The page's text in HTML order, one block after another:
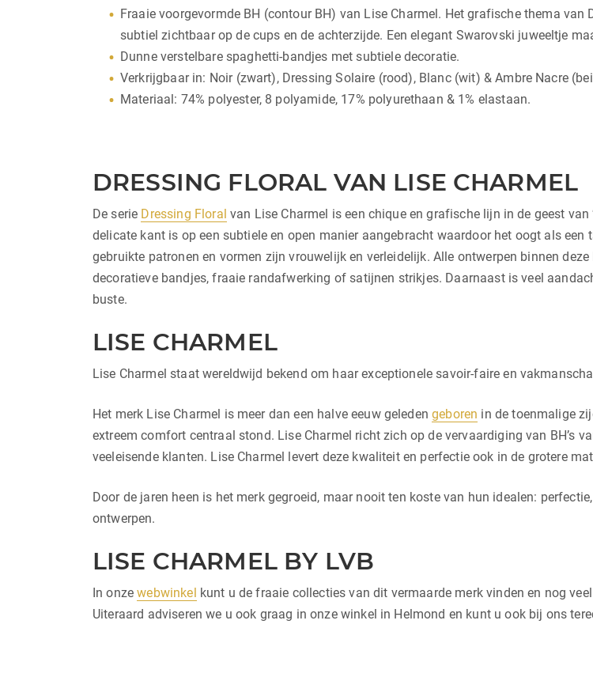
Fraaie voorgevormde BH (contour BH) van Lise Charmel. Het grafische thema
subtiel zichtbaar op de cups en de achterzijde. Een elegant Swarovski juweeltje
Dunne verstelbare spaghetti-bandjes met subtiele decoratie.
Verkrijgbaar in: Noir (zwart), Dressing Solaire (rood), Blanc (wit) & Ambre Nacre
Materiaal: 74% polyester, 8 polyamide, 17% polyurethaan & 1% elastaan.
DRESSING FLORAL VAN LISE CHARMEL
De serie Dressing Floral van Lise Charmel is een chique en grafische lijn in de geest
delicate kant is op een subtiele en open manier aangebracht waardoor het oogt als
gebruikte patronen en vormen zijn vrouwelijk en verleidelijk. Alle ontwerpen binnen
decoratieve bandjes, fraaie randafwerking of satijnen strikjes. Daarnaast is veel
buste.
LISE CHARMEL
Lise Charmel staat wereldwijd bekend om haar exceptionele savoir-faire en
Het merk Lise Charmel is meer dan een halve eeuw geledengeboren in de toenmalige
extreem comfort centraal stond. Lise Charmel richt zich op de vervaardiging van BH’s
veeleisende klanten. Lise Charmel levert deze kwaliteit en perfectie ook in de grotere
Door de jaren heen is het merk gegroeid, maar nooit ten koste van hun idealen:
ontwerpen.
LISE CHARMEL BY LVB
In onzewebwinkel kunt u de fraaie collecties van dit vermaarde merk vinden en nog
Uiteraard adviseren we u ook graag in onze winkel in Helmond en kunt u ook bij ons